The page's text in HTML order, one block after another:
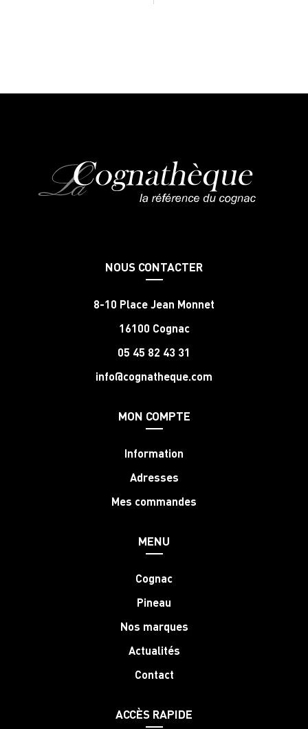
NOUS CONTACTER
8-10 Place Jean Monnet
16100 Cognac
05 45 82 43 31
info@cognatheque.com
MON COMPTE
Information
Adresses
Mes commandes
MENU
Cognac
Pineau
Nos marques
Actualités
Contact
ACCÈS RAPIDE